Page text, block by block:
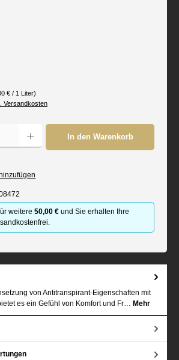
€ / 1 Liter)
Versandkosten
gewünschten Wert ein oder benutze die Schaltflächen um
In den Warenkorb
weitere50,00 € und Sie erhalten Ihre
von Antitranspirant-Eigenschaften mit
es ein Gefühl von Komfort und Fr… Mehr